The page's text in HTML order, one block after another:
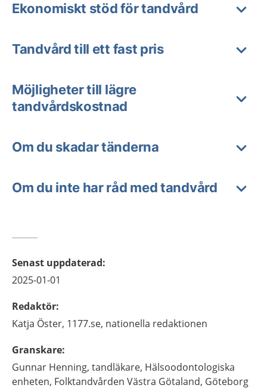
Ekonomiskt stöd för tandvård
Tandvård till ett fast pris
Möjligheter till lägre
tandvårdskostnad
Om du skadar tänderna
Om du inte har råd med tandvård
Senast uppdaterad:
2025-01-01
Redaktör:
Katja Öster, 1177.se, nationella redaktionen
Granskare:
Gunnar Henning, tandläkare, Hälsoodontologiska
enheten, Folktandvården Västra Götaland, Göteborg